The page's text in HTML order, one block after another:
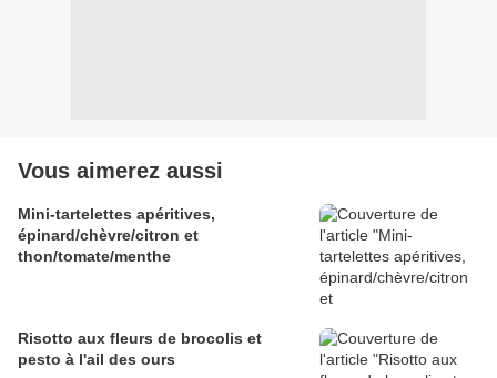
Vous aimerez aussi
Mini-tartelettes apéritives,
épinard/chèvre/citron et
thon/tomate/menthe
Risotto aux fleurs de brocolis et
pesto à l'ail des ours